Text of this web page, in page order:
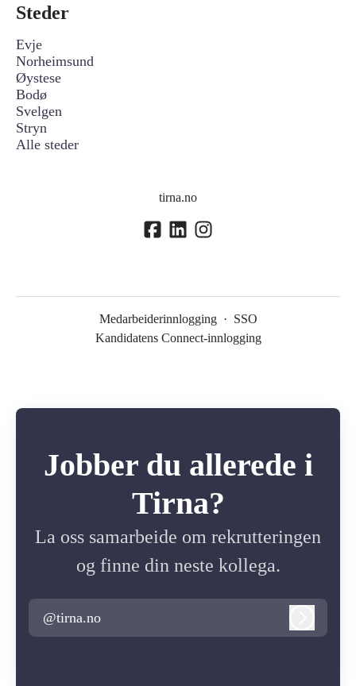
Steder
Evje
Norheimsund
Øystese
Bodø
Svelgen
Stryn
Alle steder
tirna.no
Medarbeiderinnlogging · SSO
Kandidatens Connect-innlogging
Jobber du allerede i
Tirna?
La oss samarbeide om rekrutteringen
og finne din neste kollega.
@tirna.no